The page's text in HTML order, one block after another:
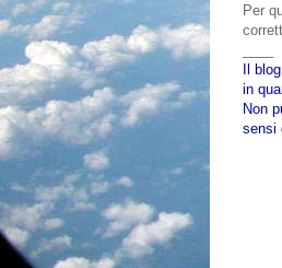
Per
Il
in
Non
sensi